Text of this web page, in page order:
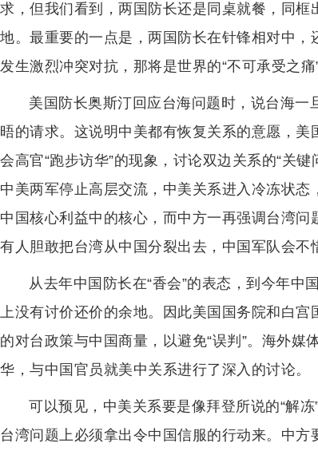
求，但我们看到，两国防长还是同桌就餐，同
地。最重要的一点是，两国防长在针锋相对中
发生激烈冲突对抗，那将是世界的“不可承受之痛”
美国防长奥斯汀回应台海问题时，说台海一
晤的请求。这说明中美都有恢复关系的意愿，
会高官“跑步访华”的现象，讨论双边关系的“关
中美两军停止高层交流，中美关系进入冷冻状态
中国核心利益中的核心，而中方一再强调台湾
有人胆敢把台湾从中国分裂出去，中国军队会不
从去年中国防长在“香会”的表态，到今年中
上没有讨价还价的余地。因此美国国务院和白
的对台政策与中国商量，以避免“误判”。海外
华，与中国官员就美中关系进行了深入的讨论。
可以预见，中美关系要是像拜登所说的“解
台湾问题上必须拿出令中国信服的行动来。中